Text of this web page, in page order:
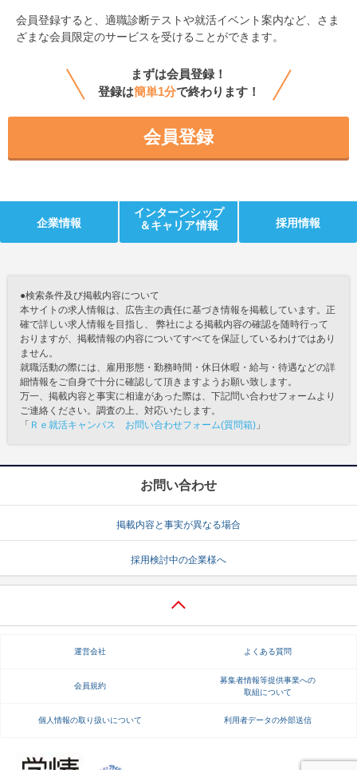
会員登録すると、 適職診断テストや就活イベント案内など、さま
ざまな会員限定のサービスを受けることができます。
まずは会員登録！
登録は簡単1分で終わります！
会員登録
企業情報
インターンシップ
＆キャリア情報
採用情報
●検索条件及び掲載内容について
本サイトの求人情報は、広告主の責任に基づき情報を掲載しています。正
確で詳しい求人情報を目指し、 弊社による掲載内容の確認を随時行って
おりますが、掲載情報の内容についてすべてを保証しているわけではあり
ません。
就職活動の際には、雇用形態・勤務時間・休日休暇・給与・待遇などの詳
細情報をご自身で十分に確認して頂きますようお願い致します。
万一、掲載内容と事実に相違があった際は、下記問い合わせフォームより
ご連絡ください。調査の上、対応いたします。
「 Ｒｅ就活キャンパス お問い合わせフォーム(質問箱) 」
お問い合わせ
掲載内容と事実が異なる場合
採用検討中の企業様へ
運営会社 よくある質問
会員規約
募集者情報等提供事業への
取組について
個人情報の取り扱いについて 利用者データの外部送信